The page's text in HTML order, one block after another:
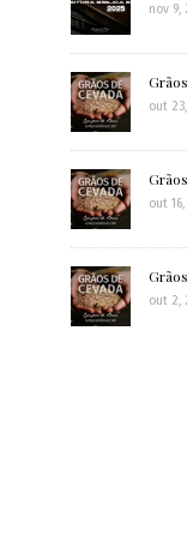
nov 9,
out
out
out 2,